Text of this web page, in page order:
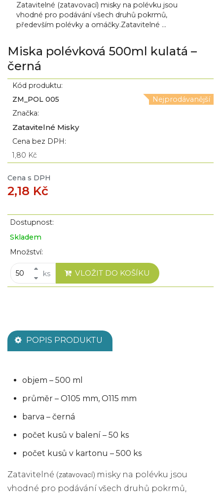
Zatavitelné (zatavovací) misky na polévku jsou
vhodné pro podávání všech druhů pokrmů,
především polévky a omáčky.Zatavitelné ...
Miska polévková 500ml kulatá –
černá
Nejprodávanější
Kód produktu:
ZM_POL 005
Značka:
Zatavitelné Misky
Cena bez DPH:
1,80 Kč
Cena s DPH
2,18 Kč
Dostupnost:
Skladem
Množství:
ks VLOŽIT DO KOŠÍKU
POPIS PRODUKTU
objem – 500 ml
průměr – O105 mm, O115 mm
barva – černá
počet kusů v balení – 50 ks
počet kusů v kartonu – 500 ks
Zatavitelné (zatavovací) misky na polévku jsou
vhodné pro podávání všech druhů pokrmů,